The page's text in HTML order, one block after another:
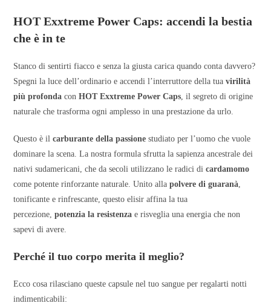
HOT Exxtreme Power Caps: accendi la bestia
che è in te
Stanco di sentirti fiacco e senza la giusta carica quando conta davvero?
Spegni la luce dell’ordinario e accendi l’interruttore della tuavirilità
più profonda conHOT Exxtreme Power Caps, il segreto di origine
naturale che trasforma ogni amplesso in una prestazione da urlo.
Questo è ilcarburante della passione studiato per l’uomo che vuole
dominare la scena. La nostra formula sfrutta la sapienza ancestrale dei
nativi sudamericani, che da secoli utilizzano le radici dicardamomo
come potente rinforzante naturale. Unito allapolvere di guaranà,
tonificante e rinfrescante, questo elisir affina la tua
percezione,potenzia la resistenza e risveglia una energia che non
sapevi di avere.
Perché il tuo corpo merita il meglio?
Ecco cosa rilasciano queste capsule nel tuo sangue per regalarti notti
indimenticabili: